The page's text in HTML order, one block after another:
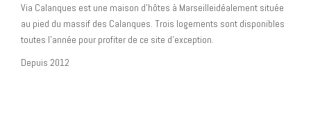
Via Calanques est une maison d’hôtes à Marseilleidéalement située
au pied du massif des Calanques. Trois logements sont disponibles
toutes l’année pour profiter de ce site d’exception.
Depuis 2012